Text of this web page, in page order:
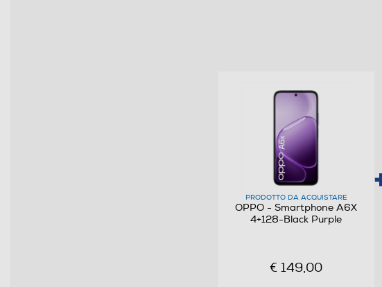
PRODOTTO DA ACQUISTARE
OPPO - Smartphone A6X
4+128-Black Purple
€ 149,00